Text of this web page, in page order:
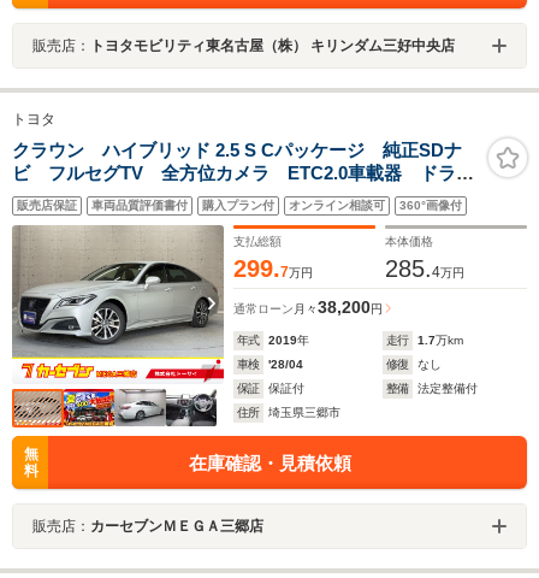
販売店： トヨタモビリティ東名古屋（株） キリンダム三好中央店
トヨタ
クラウン ハイブリッド 2.5 S Cパッケージ 純正SDナ
ビ フルセグTV 全方位カメラ ETC2.0車載器 ドライ
ブレコーダー パワーシート コーナーセンサー 衝突
軽減ブレーキ アダプティブクルーズコントロール ブ
ラインドスポットモニター
販売店保証 車両品質評価書付 購入プラン付 オンライン相談可 360°画像付
支払総額
299.7万円
本体価格
285.4万円
通常ローン 月々38,200円
年式 2019年 走行 1.7万km
車検
'28/04 修復
なし
保証
保証付 整備
法定整備付
住所
埼玉県三郷市
無
料
在庫確認・見積依頼
販売店： カーセブンＭＥＧＡ三郷店